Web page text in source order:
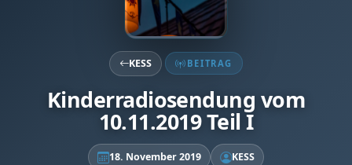
KESS BEITRAG
Kinderradiosendung vom
10.11.2019 Teil I
18. November 2019 KESS